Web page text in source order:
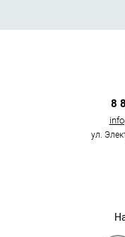
8
ул.